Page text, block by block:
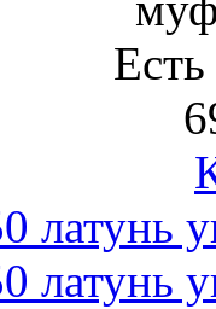
латунь
латунь